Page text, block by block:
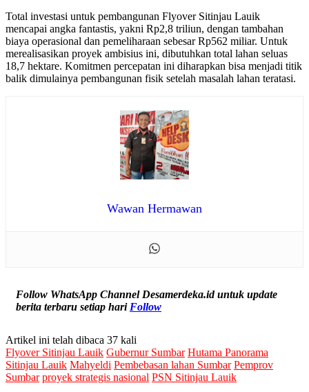
Total investasi untuk pembangunan Flyover Sitinjau Lauik
mencapai angka fantastis, yakni Rp2,8 triliun, dengan tambahan
biaya operasional dan pemeliharaan sebesar Rp562 miliar. Untuk
merealisasikan proyek ambisius ini, dibutuhkan total lahan seluas
18,7 hektare. Komitmen percepatan ini diharapkan bisa menjadi titik
balik dimulainya pembangunan fisik setelah masalah lahan teratasi.
Wawan Hermawan
Follow WhatsApp Channel Desamerdeka.id untuk update
berita terbaru setiap hari Follow
Artikel ini telah dibaca 37 kali
Flyover Sitinjau Lauik Gubernur Sumbar Hutama Panorama
Sitinjau Lauik Mahyeldi Pembebasan lahan Sumbar Pemprov
Sumbar proyek strategis nasional PSN Sitinjau Lauik